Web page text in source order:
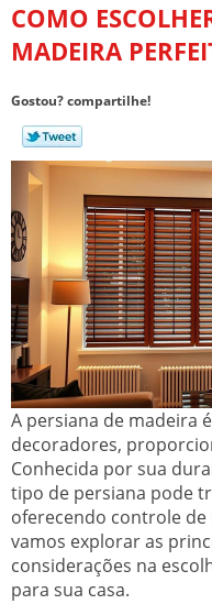
COMO
MADEIRA
Gostou? compartilhe!
A persiana de madeira
decoradores,
Conhecida por sua
tipo de persiana pode
oferecendo controle de
vamos explorar as
considerações na
para sua casa.